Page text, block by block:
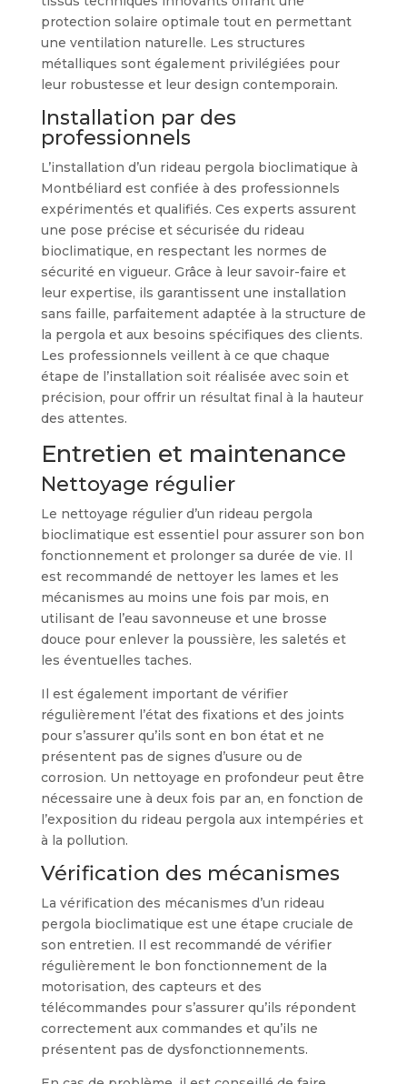
protection solaire optimale tout en permettant
une ventilation naturelle. Les structures
métalliques sont également privilégiées pour
leur robustesse et leur design contemporain.
Installation par des
professionnels
L’installation d’un rideau pergola bioclimatique à
Montbéliard est confiée à des professionnels
expérimentés et qualifiés. Ces experts assurent
une pose précise et sécurisée du rideau
bioclimatique, en respectant les normes de
sécurité en vigueur. Grâce à leur savoir-faire et
leur expertise, ils garantissent une installation
sans faille, parfaitement adaptée à la structure de
la pergola et aux besoins spécifiques des clients.
Les professionnels veillent à ce que chaque
étape de l’installation soit réalisée avec soin et
précision, pour offrir un résultat final à la hauteur
des attentes.
Entretien et maintenance
Nettoyage régulier
Le nettoyage régulier d’un rideau pergola
bioclimatique est essentiel pour assurer son bon
fonctionnement et prolonger sa durée de vie. Il
est recommandé de nettoyer les lames et les
mécanismes au moins une fois par mois, en
utilisant de l’eau savonneuse et une brosse
douce pour enlever la poussière, les saletés et
les éventuelles taches.
Il est également important de vérifier
régulièrement l’état des fixations et des joints
pour s’assurer qu’ils sont en bon état et ne
présentent pas de signes d’usure ou de
corrosion. Un nettoyage en profondeur peut être
nécessaire une à deux fois par an, en fonction de
l’exposition du rideau pergola aux intempéries et
à la pollution.
Vérification des mécanismes
La vérification des mécanismes d’un rideau
pergola bioclimatique est une étape cruciale de
son entretien. Il est recommandé de vérifier
régulièrement le bon fonctionnement de la
motorisation, des capteurs et des
télécommandes pour s’assurer qu’ils répondent
correctement aux commandes et qu’ils ne
présentent pas de dysfonctionnements.